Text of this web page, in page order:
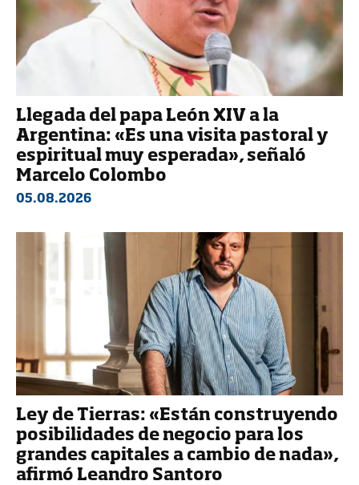
Llegada del papa León XIV a la
Argentina: «Es una visita pastoral y
espiritual muy esperada», señaló
Marcelo Colombo
05.08.2026
Ley de Tierras: «Están construyendo
posibilidades de negocio para los
grandes capitales a cambio de nada»,
afirmó Leandro Santoro